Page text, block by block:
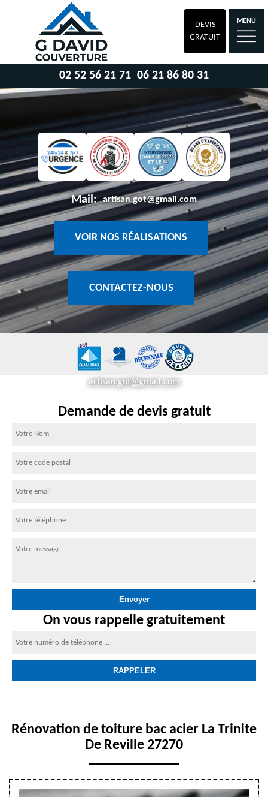
DEVIS
GRATUIT
MENU
02 52 56 21 71 06 21 86 80 31
Mail: artisan.got@gmail.com
VOIR NOS RÉALISATIONS
CONTACTEZ-NOUS
artisan.got@gmail.com
Demande de devis gratuit
On vous rappelle gratuitement
Rénovation de toiture bac acier La Trinite
De Reville 27270